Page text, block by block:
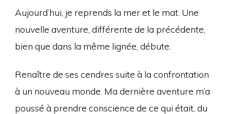
Aujourd’hui, je reprends la mer et le mat. Une
nouvelle aventure, différente de la précédente,
bien que dans la même lignée, débute.
Renaître de ses cendres suite à la confrontation
à un nouveau monde. Ma dernière aventure m’a
poussé à prendre conscience de ce qui était, du